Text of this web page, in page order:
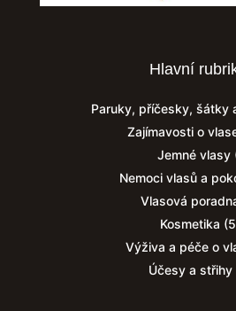
Hlavní
Paruky, příčesky, šátky
Zajímavosti o
Jemné vlasy
Nemoci vlasů a
Vlasová
Kosmetika
Výživa a péče o
Účesy a střihy